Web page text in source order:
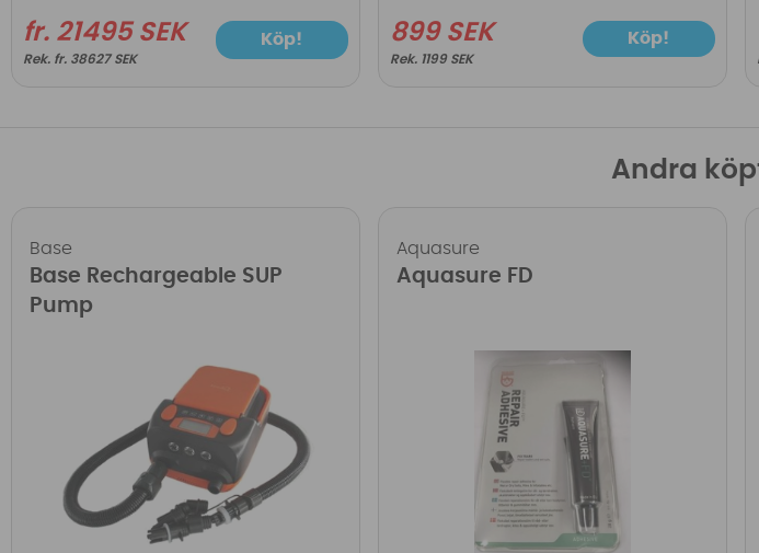
fr. 21495 SEK
fr. 38627 SEK
Köp! 899 SEK
1199 SEK
Köp!
Andra
Base
Base Rechargeable SUP
Pump
Aquasure
Aquasure FD